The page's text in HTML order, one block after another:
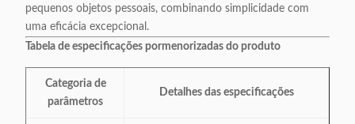
pequenos objetos pessoais, combinando simplicidade com
uma eficácia excepcional.
Tabela de especificações pormenorizadas do produto
Categoria de
parâmetros
Detalhes das especificações